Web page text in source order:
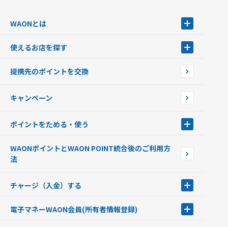
WAONとは
WAONを申込む
インターネット上でのお買い物について（ネット決済）
使えるお店を探す
店舗検索
イオン銀行ATM設置場所
提携先のポイントを交換
キャンペーン
ポイントをためる・使う
ポイントの有効期限について
WAONポイントとWAON POINT統合後のご利用方
法
チャージ（入金）する
現金でチャージする
電子マネーWAON会員(所有者情報登録)